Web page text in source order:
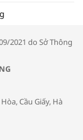
mại: Khơi
tránh bệnh
tiết giao mùa
2021 do Sở Thông
Cầu Giấy, Hà